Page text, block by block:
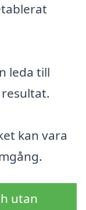
leda till
kan vara
utan